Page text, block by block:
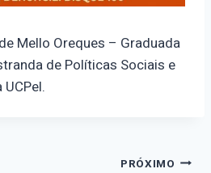
Mello Oreques – Graduada
de Políticas Sociais e
PRÓXIMO